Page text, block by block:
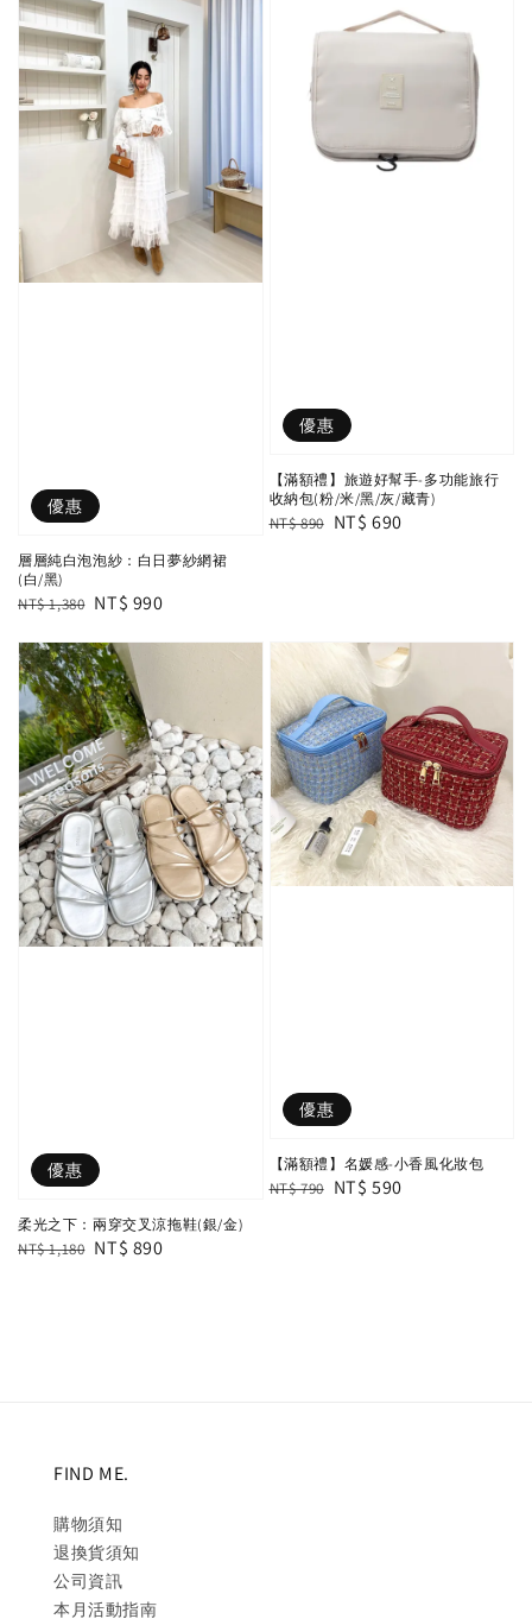
優惠
層層純白泡泡紗：白日夢紗網裙
(白/黑)
Regular
NT$ 1,380 Sale
NT$ 990
優惠
【滿額禮】旅遊好幫手-多功能旅行
收納包(粉/米/黑/灰/藏青)
Regular
NT$ 890 Sale
NT$ 690
優惠
柔光之下：兩穿交叉涼拖鞋(銀/金)
Regular
NT$ 1,180 Sale
NT$ 890
優惠
【滿額禮】名媛感-小香風化妝包
Regular
NT$ 790 Sale
NT$ 590
FIND ME.
購物須知
退換貨須知
公司資訊
本月活動指南